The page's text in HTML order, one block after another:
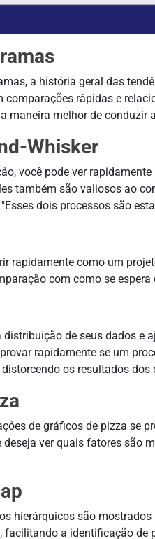
a história geral das
comparações rápidas e
maneira melhor de conduzir
Whisker
você pode ver
também são valiosos ao
dois processos são
rapidamente como um
com como se espera
de seus dados e
rapidamente se um
os resultados dos
de gráficos de pizza se
deseja ver quais fatores são
hierárquicos são
facilitando a identificação de